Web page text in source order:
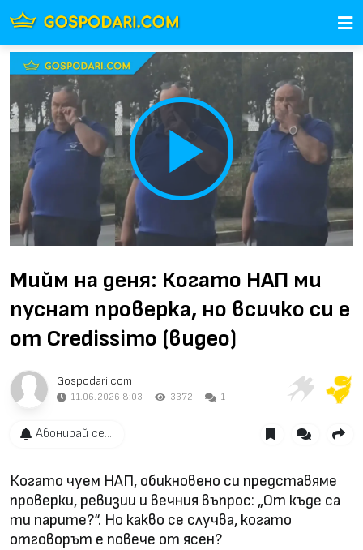
Play
Video
Мийм на деня: Когато НАП ми
пуснат проверка, но всичко си е
от Credissimo (видео)
Gospodari.com
11.06.2026 8:03 3372 1
Абонирай се...
Когато чуем НАП, обикновено си представяме
проверки, ревизии и вечния въпрос: „От къде са
ти парите?“. Но какво се случва, когато
отговорът е повече от ясен?